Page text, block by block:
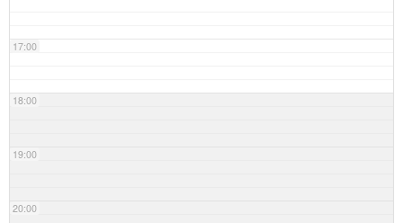
17:00
18:00
19:00
20:00